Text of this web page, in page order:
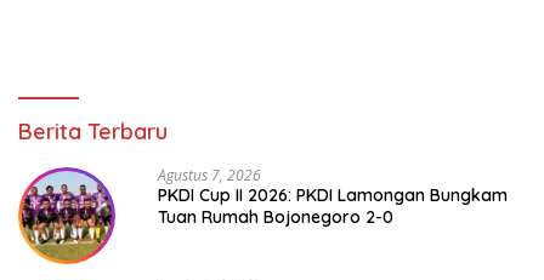
Berita Terbaru
Agustus 7, 2026
PKDI Cup II 2026: PKDI Lamongan Bungkam
Tuan Rumah Bojonegoro 2-0